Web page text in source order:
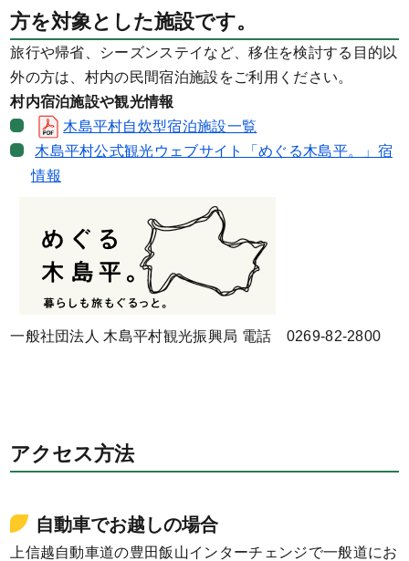
方を対象とした施設です。
旅行や帰省、シーズンステイなど、移住を検討する目的以
外の方は、村内の民間宿泊施設をご利用ください。
村内宿泊施設や観光情報
木島平村自炊型宿泊施設一覧
木島平村公式観光ウェブサイト「めぐる木島平。」宿
情報
一般社団法人 木島平村観光振興局 電話 0269-82-2800
アクセス方法
自動車でお越しの場合
上信越自動車道の豊田飯山インターチェンジで一般道にお